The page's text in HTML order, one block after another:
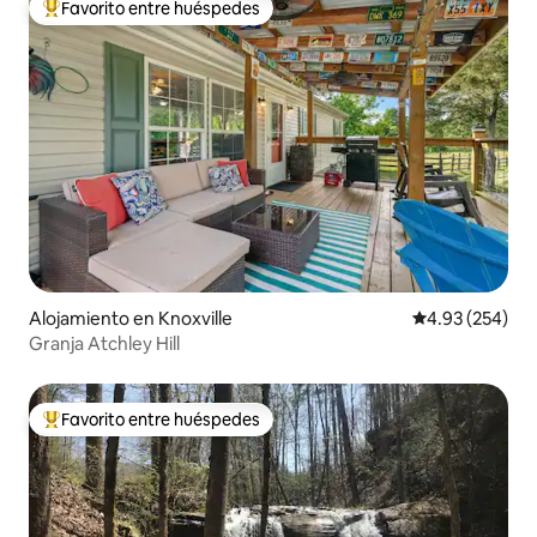
Favorito entre huéspedes preferido
Favorito entre huéspedes
Alojamiento en Knoxville Calificación
4.93 (254)
Granja Atchley Hill
Favorito entre huéspedes preferido
Favorito entre huéspedes